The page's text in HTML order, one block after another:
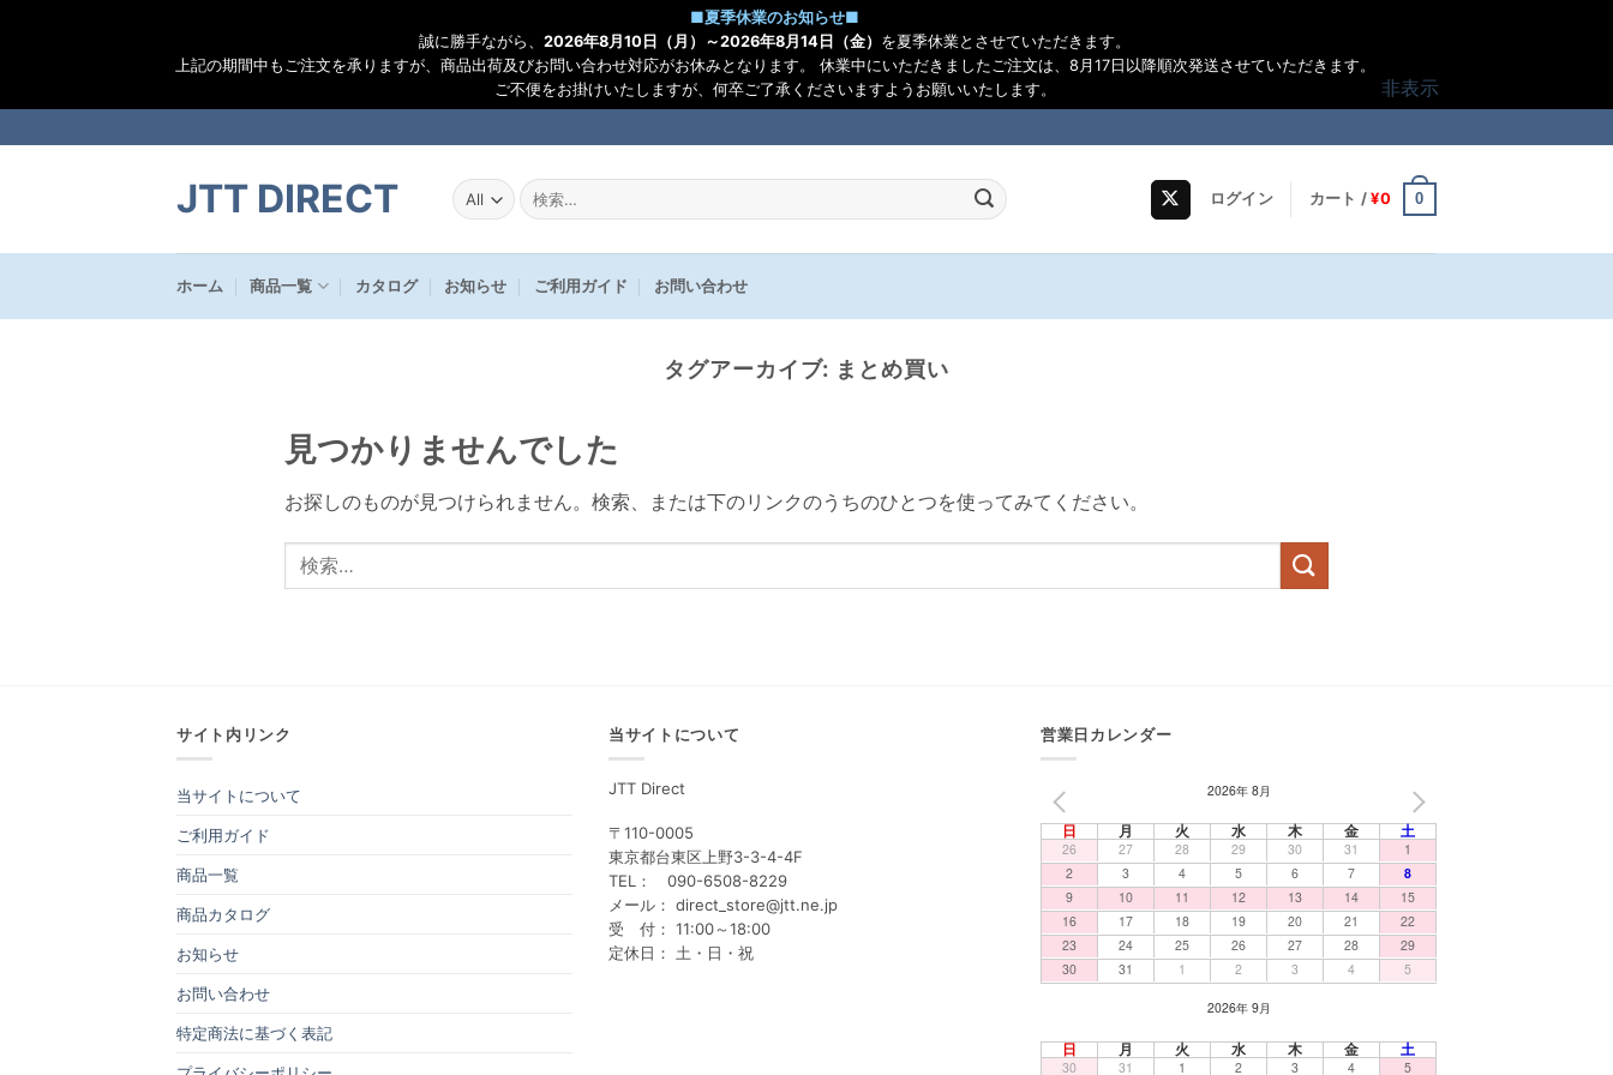
■夏季休業のお知らせ■
誠に勝手ながら、 2026年8月10日（月）～2026年8月14日（金） を夏季休業とさせていただきます。
上記の期間中もご注文を承りますが、商品出荷及びお問い合わせ対応がお休みとなります。 休業中にいただきましたご注文は、8月17日以降順次発送させていただきます。
ご不便をお掛けいたしますが、何卒ご了承くださいますようお願いいたします。
非表示
to
JTT DIRECT
検
索
果:
ログイン カート /¥0 0
ホーム 商品一覧 カタログ お知らせ ご利用ガイド お問い合わせ
タグアーカイブ: まとめ買い
見つかりませんでした
お探しのものが見つけられません。検索、または下のリンクのうちのひとつを使ってみてください。
サイト内リンク
当サイトについて
ご利用ガイド
商品一覧
商品カタログ
お知らせ
お問い合わせ
特定商法に基づく表記
当サイトについて
JTT Direct
〒110-0005
東京都台東区上野3-3-4-4F
TEL： 090-6508-8229
メール： direct_store@jtt.ne.jp
受 付： 11:00～18:00
定休日： 土・日・祝
営業日カレンダー
2026年 8月
日 月 火 水 木 金 土
26 27 28 29 30 31
1
2
3 4 5 6 7
8
9
10 11 12 13 14
15
16
17 18 19 20 21
22
23
24 25 26 27 28
29
30
31 1 2 3 4 5
2026年 9月
日 月 火 水 木 金 土
30 31 1 2 3 4 5